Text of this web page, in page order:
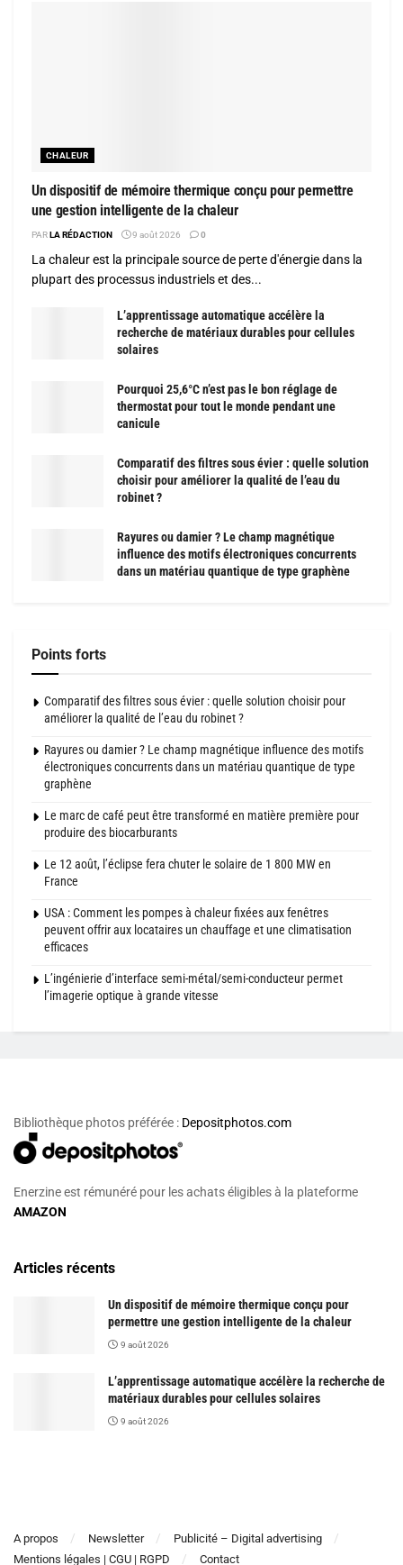
CHALEUR
Un dispositif de mémoire thermique conçu pour permettre
une gestion intelligente de la chaleur
PAR LA RÉDACTION 9 août 2026 0
La chaleur est la principale source de perte d'énergie dans la
plupart des processus industriels et des...
L’apprentissage automatique accélère la
recherche de matériaux durables pour cellules
solaires
Pourquoi 25,6°C n’est pas le bon réglage de
thermostat pour tout le monde pendant une
canicule
Comparatif des filtres sous évier : quelle solution
choisir pour améliorer la qualité de l’eau du
robinet ?
Rayures ou damier ? Le champ magnétique
influence des motifs électroniques concurrents
dans un matériau quantique de type graphène
Points forts
Comparatif des filtres sous évier : quelle solution choisir pour
améliorer la qualité de l’eau du robinet ?
Rayures ou damier ? Le champ magnétique influence des motifs
électroniques concurrents dans un matériau quantique de type
graphène
Le marc de café peut être transformé en matière première pour
produire des biocarburants
Le 12 août, l’éclipse fera chuter le solaire de 1 800 MW en
France
USA : Comment les pompes à chaleur fixées aux fenêtres
peuvent offrir aux locataires un chauffage et une climatisation
efficaces
L’ingénierie d’interface semi-métal/semi-conducteur permet
l’imagerie optique à grande vitesse
Bibliothèque photos préférée : Depositphotos.com
Enerzine est rémunéré pour les achats éligibles à la plateforme
AMAZON
Articles récents
Un dispositif de mémoire thermique conçu pour
permettre une gestion intelligente de la chaleur
9 août 2026
L’apprentissage automatique accélère la recherche de
matériaux durables pour cellules solaires
9 août 2026
A propos Newsletter
Publicité – Digital advertising
Mentions légales | CGU | RGPD
Contact